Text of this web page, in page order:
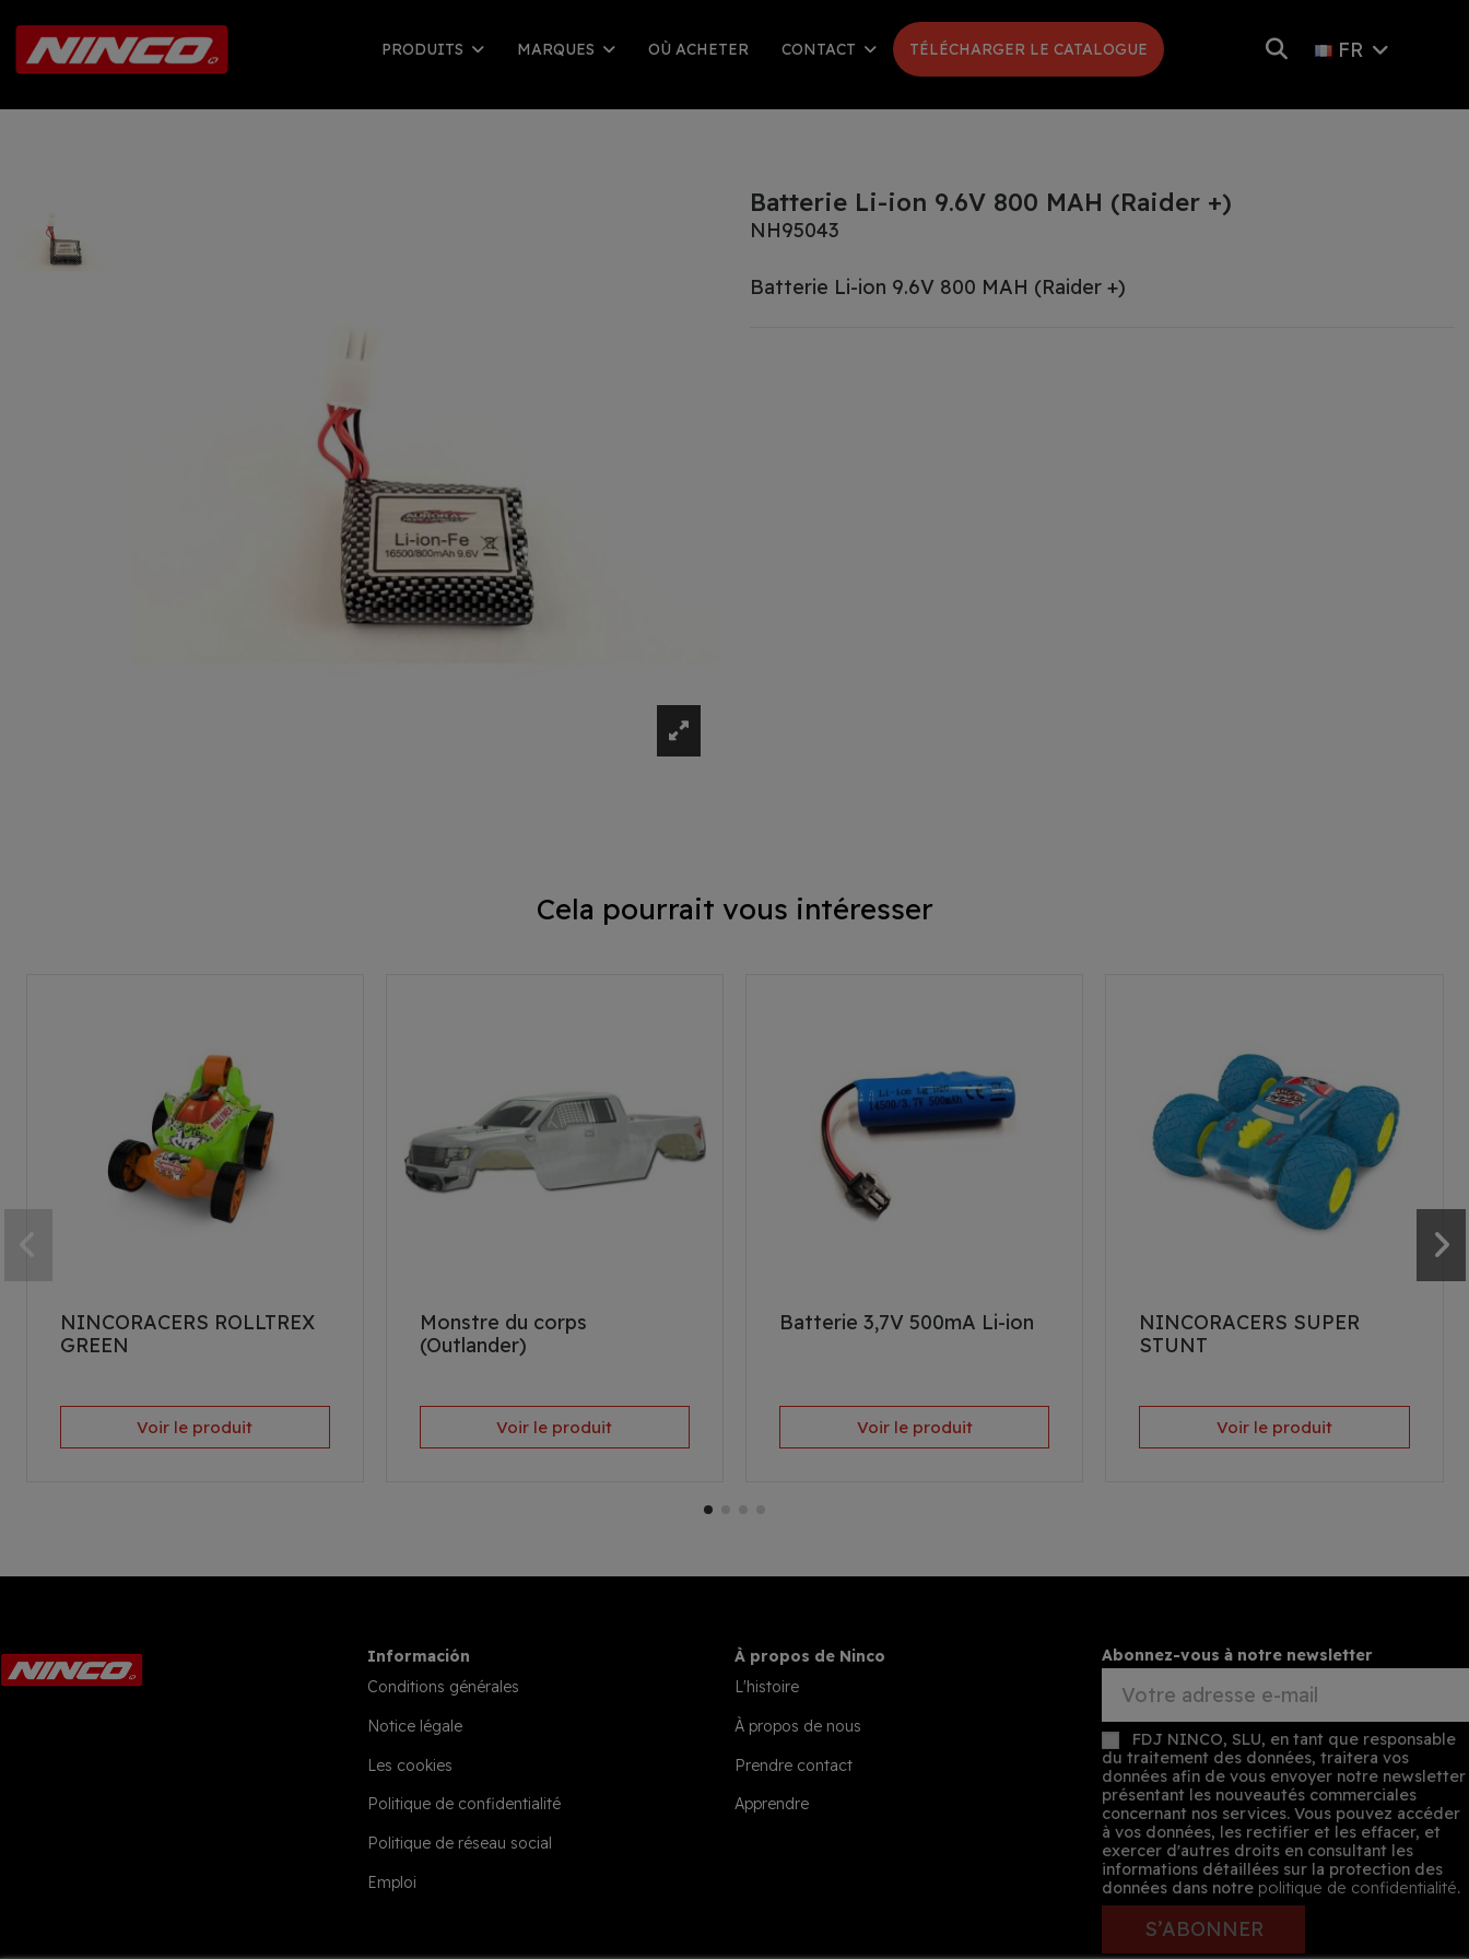
PRODUITS MARQUES OÙ ACHETER CONTACT TÉLÉCHARGER LE CATALOGUE FR
Batterie Li-ion 9.6V 800 MAH (Raider +)
NH95043
Batterie Li-ion 9.6V 800 MAH (Raider +)
Cela pourrait vous intéresser
NINCORACERS ROLLTREX
GREEN
Voir le produit
Monstre du corps
(Outlander)
Voir le produit
Batterie 3,7V 500mA Li-ion
Voir le produit
NINCORACERS SUPER
STUNT
Voir le produit
Información
Conditions générales
Notice légale
Les cookies
Politique de confidentialité
Politique de réseau social
Emploi
À propos de Ninco
L'histoire
À propos de nous
Prendre contact
Apprendre
Abonnez-vous à notre newsletter
FDJ NINCO, SLU, en tant que responsable
du traitement des données, traitera vos
données afin de vous envoyer notre newsletter
présentant les nouveautés commerciales
concernant nos services. Vous pouvez accéder
à vos données, les rectifier et les effacer, et
exercer d'autres droits en consultant les
informations détaillées sur la protection des
données dans notre politique de confidentialité.
S’ABONNER